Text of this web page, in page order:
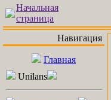
Начальная
страница
Навигация
Главная
Unilans